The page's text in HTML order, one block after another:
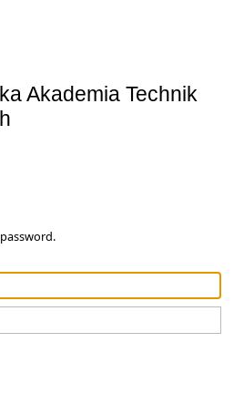
Akademia Technik